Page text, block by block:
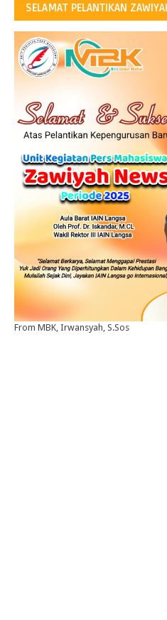
SELAMAT PELANTIKAN
From MBK, Irwansyah, S.Sos